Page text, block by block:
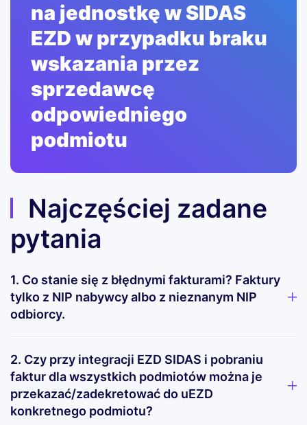
na jednostkę w SIDAS
EZD w przypadku braku
wskazania przez
sprzedawcę
odpowiedniego
podmiotu
Najczęściej zadane
pytania
1. Co stanie się z błędnymi fakturami? Faktury
tylko z NIP nabywcy albo z nieznanym NIP
odbiorcy.
2. Czy przy integracji EZD SIDAS i pobraniu
faktur dla wszystkich podmiotów można je
przekazać/zadekretować do uEZD
konkretnego podmiotu?